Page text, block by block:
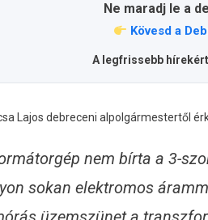
Ne maradj le a
Kövesd a
A legfrissebb
Lajos debreceni alpolgármestertől
nem bírta a 3-
sokan elektromos